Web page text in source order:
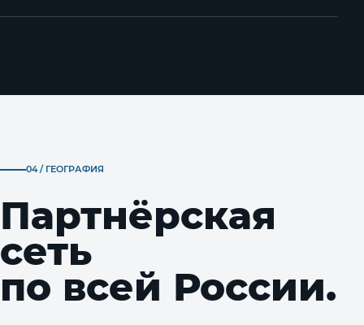
04 / ГЕОГРАФИЯ
Партнёрская
сеть
по всей России.